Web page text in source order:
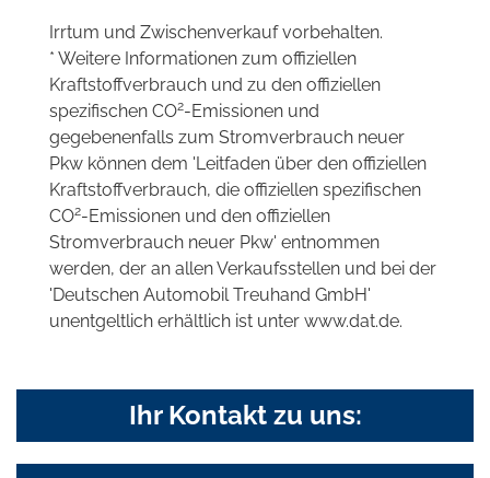
Irrtum und Zwischenverkauf vorbehalten.
* Weitere Informationen zum offiziellen
Kraftstoffverbrauch und zu den offiziellen
spezifischen CO2-Emissionen und
gegebenenfalls zum Stromverbrauch neuer
Pkw können dem 'Leitfaden über den offiziellen
Kraftstoffverbrauch, die offiziellen spezifischen
CO2-Emissionen und den offiziellen
Stromverbrauch neuer Pkw' entnommen
werden, der an allen Verkaufsstellen und bei der
'Deutschen Automobil Treuhand GmbH'
unentgeltlich erhältlich ist unter www.dat.de.
Ihr Kontakt zu uns: